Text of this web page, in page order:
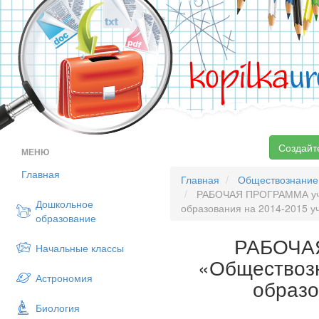
kopilka
МЕНЮ
Главная
Дошкольное
образование
Начальные классы
Астрономия
Биология
Главная Обществознание
РАБОЧАЯ ПРОГРАММА
образования на 2014-2015